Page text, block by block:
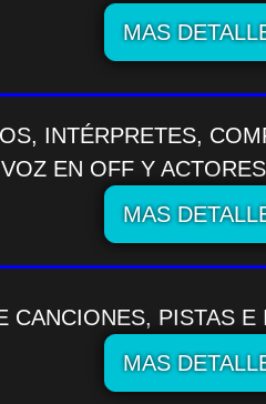
MAS
INTÉRPRETES,
VOZ EN OFF Y
MAS
CANCIONES, PISTAS
MAS